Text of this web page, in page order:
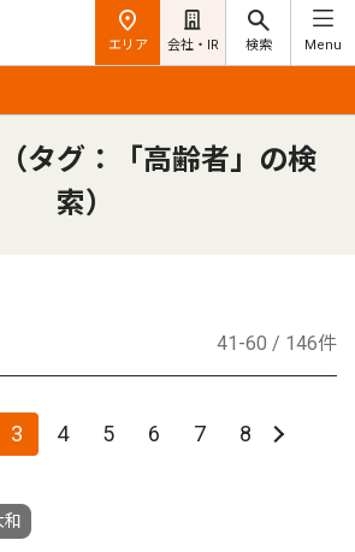
エリア 会社・IR 検索 Menu
タグ：「高齢者」の検
索）
41-60 / 146件
3 4 5 6 7 8
和